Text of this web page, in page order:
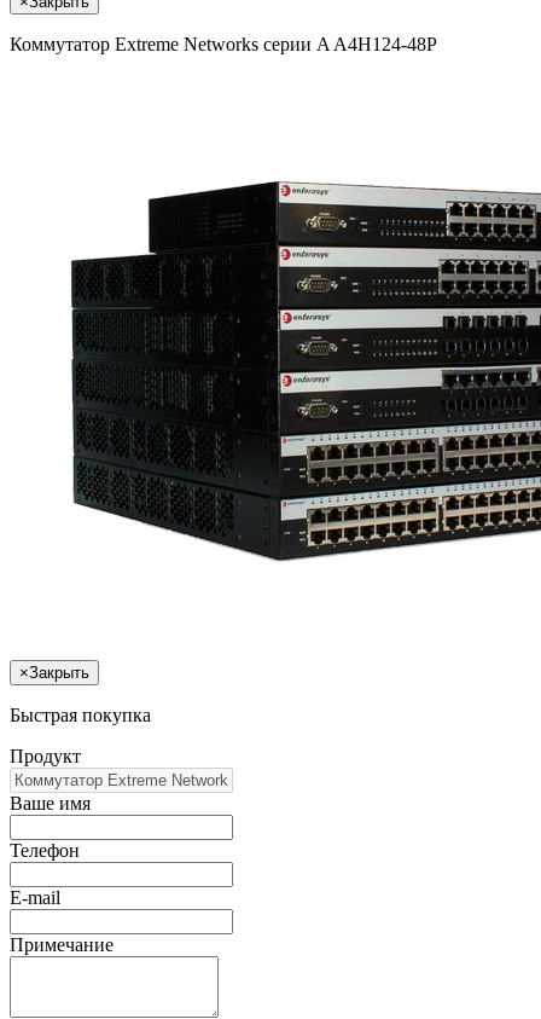
Коммутатор Extreme Networks серии A A4H124-48P
×Закрыть
Быстрая покупка
Продукт
Ваше имя
Телефон
E-mail
Примечание